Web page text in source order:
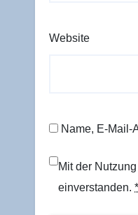
Website
Name, E-Mail-
Mit der
einverstanden. *